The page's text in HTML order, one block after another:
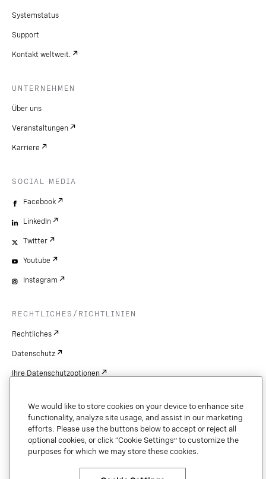
Systemstatus
Support
Kontakt weltweit.
UNTERNEHMEN
Über uns
Veranstaltungen
Karriere
SOCIAL MEDIA
Facebook
LinkedIn
Twitter
Youtube
Instagram
RECHTLICHES/RICHTLINIEN
Rechtliches
Datenschutz
Ihre Datenschutzoptionen
Patente
Urheberrechte
Sicherheit und Vertrauen
We would like to store cookies on your device to enhance site
functionality, analyze site usage, and assist in our marketing
efforts. Please use the buttons below to accept or reject all
optional cookies, or click “Cookie Settings” to customize the
purposes for which we may store these cookies.